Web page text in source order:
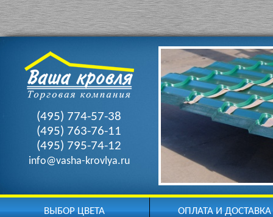
(495) 774-57-38
(495) 763-76-11
(495) 795-74-12
info@vasha-krovlya.ru
ВЫБОР ЦВЕТА ОПЛАТА И ДОСТАВКА